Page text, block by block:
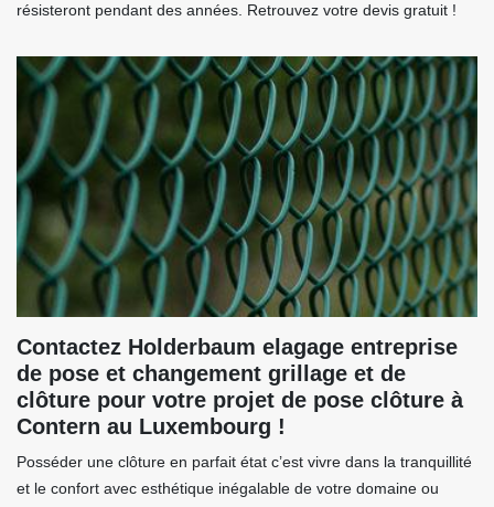
résisteront pendant des années. Retrouvez votre devis gratuit !
Contactez Holderbaum elagage entreprise
de pose et changement grillage et de
clôture pour votre projet de pose clôture à
Contern au Luxembourg !
Posséder une clôture en parfait état c’est vivre dans la tranquillité
et le confort avec esthétique inégalable de votre domaine ou